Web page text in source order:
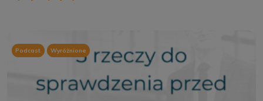
Podcast Wyróżnione